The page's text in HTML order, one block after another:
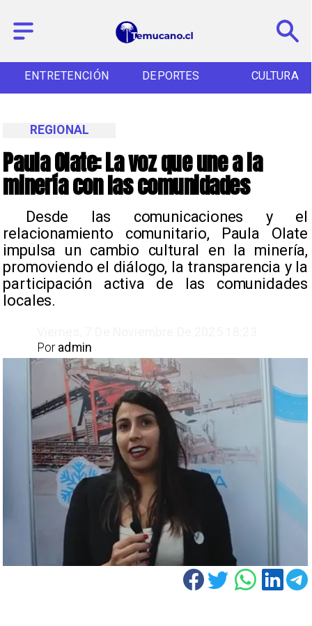
ENTRETENCIÓN DEPORTES CULTURA
Paula Olate: La voz que une a la
minería con las comunidades
​ Desde las comunicaciones y el
relacionamiento comunitario, Paula Olate
impulsa un cambio cultural en la minería,
promoviendo el diálogo, la transparencia y la
participación activa de las comunidades
locales. ​
REGIONAL
admin
Por